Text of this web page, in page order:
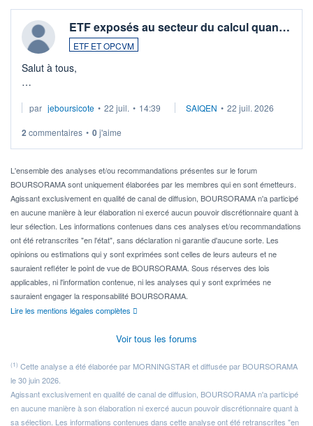
ETF exposés au secteur du calcul quan…
ETF ET OPCVM
Salut à tous,
via un ETF plutôt que des actions individuelles.
Idéalement, je voudrais qu'il soit éligible au PEA.
Pour l' ...
par jeboursicote • 22 juil. • 14:39 SAIQEN • 22 juil. 2026
2 commentaires • 0j'aime
L'ensemble des analyses et/ou recommandations présentes sur le forum
BOURSORAMA sont uniquement élaborées par les membres qui en sont émetteurs.
Agissant exclusivement en qualité de canal de diffusion, BOURSORAMA n'a participé
en aucune manière à leur élaboration ni exercé aucun pouvoir discrétionnaire quant à
leur sélection. Les informations contenues dans ces analyses et/ou recommandations
ont été retranscrites "en l'état", sans déclaration ni garantie d'aucune sorte. Les
opinions ou estimations qui y sont exprimées sont celles de leurs auteurs et ne
sauraient refléter le point de vue de BOURSORAMA. Sous réserves des lois
applicables, ni l'information contenue, ni les analyses qui y sont exprimées ne
sauraient engager la responsabilité BOURSORAMA.
Lire les mentions légales complètes
Voir tous les forums
(1) Cette analyse a été élaborée par MORNINGSTAR et diffusée par BOURSORAMA
le 30 juin 2026.
Agissant exclusivement en qualité de canal de diffusion, BOURSORAMA n'a participé
en aucune manière à son élaboration ni exercé aucun pouvoir discrétionnaire quant à
sa sélection. Les informations contenues dans cette analyse ont été retranscrites "en